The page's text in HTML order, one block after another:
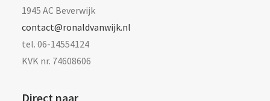
1945 AC Beverwijk
contact@ronaldvanwijk.nl
tel. 06-14554124
KVK nr. 74608606
Direct naar